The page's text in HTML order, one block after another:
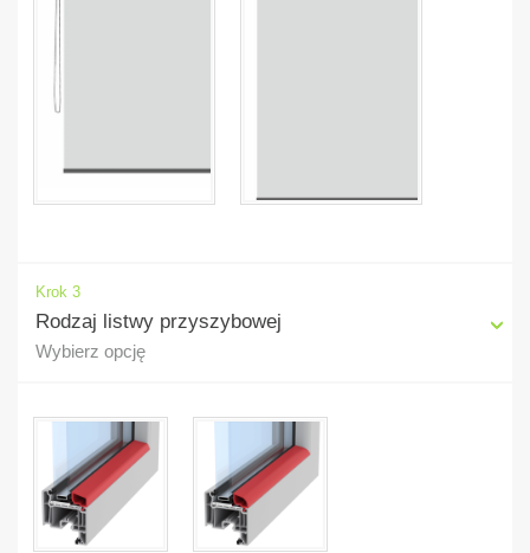
Krok 3
Rodzaj listwy przyszybowej
Wybierz opcję